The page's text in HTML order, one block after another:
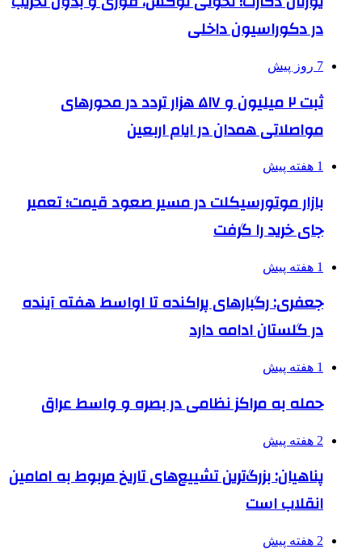
در دکوراسیون داخلی
7 روز پیش
ثبت ۲ میلیون و ۵۱۷ هزار تردد در محورهای
مواصلاتی همدان در ایام اربعین
1 هفته پیش
بازار موتورسیکلت در مسیر صعود قیمت؛ تعمیر
جای خرید را گرفت
1 هفته پیش
جعفری: رگبارهای پراکنده تا اواسط هفته آینده
در گلستان ادامه دارد
1 هفته پیش
حمله به مراکز نظامی در بصره و واسط عراق
2 هفته پیش
پناهیان: بزرگ‌ترین تشییع‌های تاریخ مربوط به امامین
انقلاب است
2 هفته پیش